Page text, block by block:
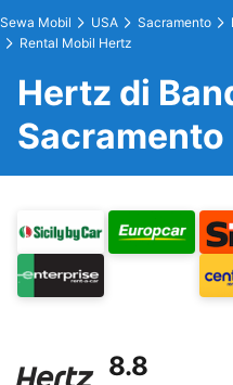
Sewa Mobil USA Sacramento
Rental Mobil Hertz
Hertz di
Sacramento
8.8